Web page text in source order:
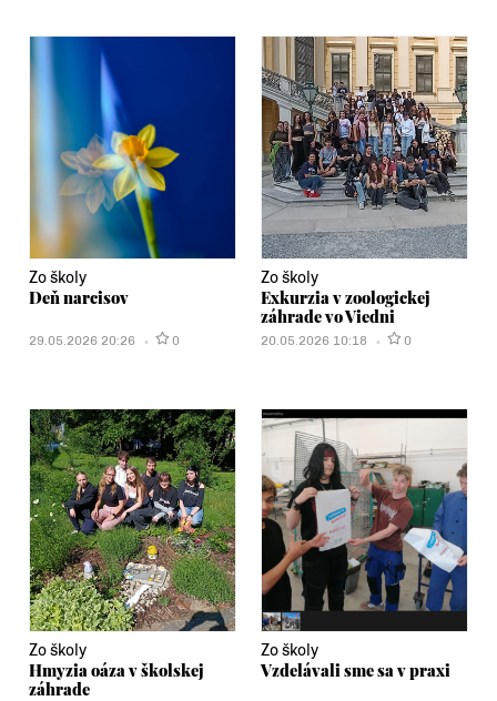
Zo školy
Deň narcisov
29.05.2026 20:26 0
Zo školy
Exkurzia v zoologickej
záhrade vo Viedni
20.05.2026 10:18 0
Zo školy
Hmyzia oáza v školskej
záhrade
Zo školy
Vzdelávali sme sa v praxi